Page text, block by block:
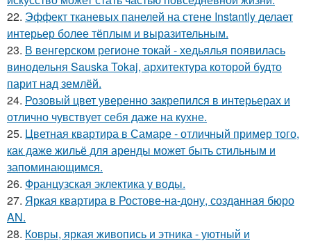
22. Эффект тканевых панелей на стене Instantly делает
интерьер более тёплым и выразительным.
23. В венгерском регионе токай - хедьялья появилась
винодельня Sauska Tokaj, архитектура которой будто
парит над землёй.
24. Розовый цвет уверенно закрепился в интерьерах и
отлично чувствует себя даже на кухне.
25. Цветная квартира в Самаре - отличный пример того,
как даже жильё для аренды может быть стильным и
запоминающимся.
26. Французская эклектика у воды.
27. Яркая квартира в Ростове-на-дону, созданная бюро
AN.
28. Ковры, яркая живопись и этника - уютный и